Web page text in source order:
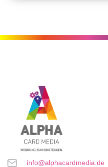
info@alphacardmedia.de